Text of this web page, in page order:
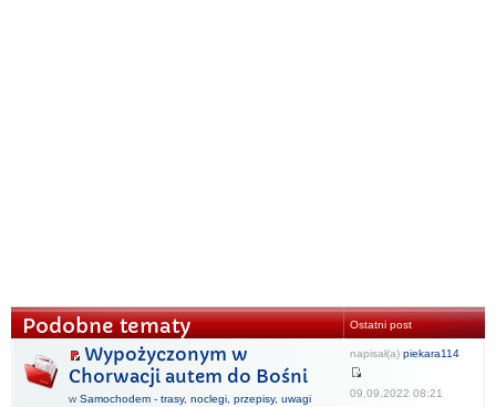
Podobne tematy Ostatni post
Wypożyczonym w
Chorwacji autem do Bośni
w Samochodem - trasy, noclegi, przepisy, uwagi
napisał(a) piekara114
09.09.2022 08:21